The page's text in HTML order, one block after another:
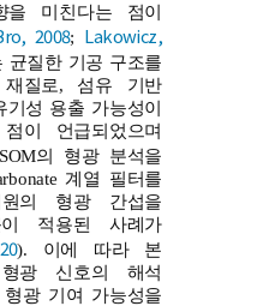
미친다는 점이
2008; Lakowicz,
균질한 기공 구조를
재질로, 섬유 기반
성 용출 가능성이
이 언급되었으며
의 형광 분석을
계열 필터를
의 형광 간섭을
이 적용된 사례가
). 이에 따라 본
광 신호의 해석
광 기여 가능성을